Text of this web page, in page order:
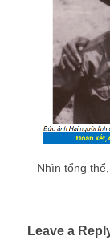
Nhìn tổng
Leave a